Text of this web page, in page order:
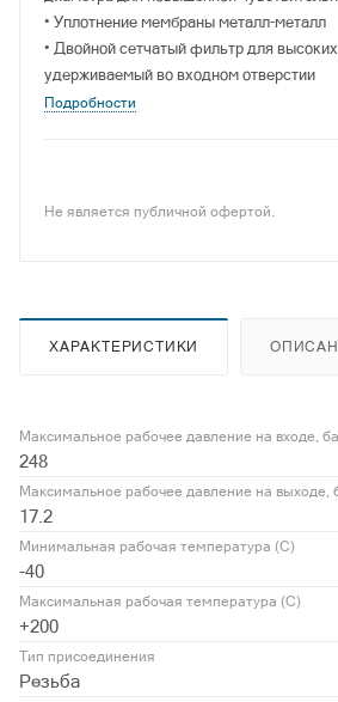
• Уплотнение мембраны металл-металл
• Двойной сетчатый фильтр для
удерживаемый во входном отверстии
Подробности
Не является публичной офертой.
ХАРАКТЕРИСТИКИ
Максимальное рабочее давление на входе,
248
Максимальное рабочее давление на выходе,
17.2
Минимальная рабочая температура (С)
-40
Максимальная рабочая температура (С)
+200
Тип присоединения
Резьба